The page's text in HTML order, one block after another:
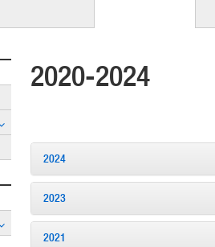
2020-2024
2024
2023
2021